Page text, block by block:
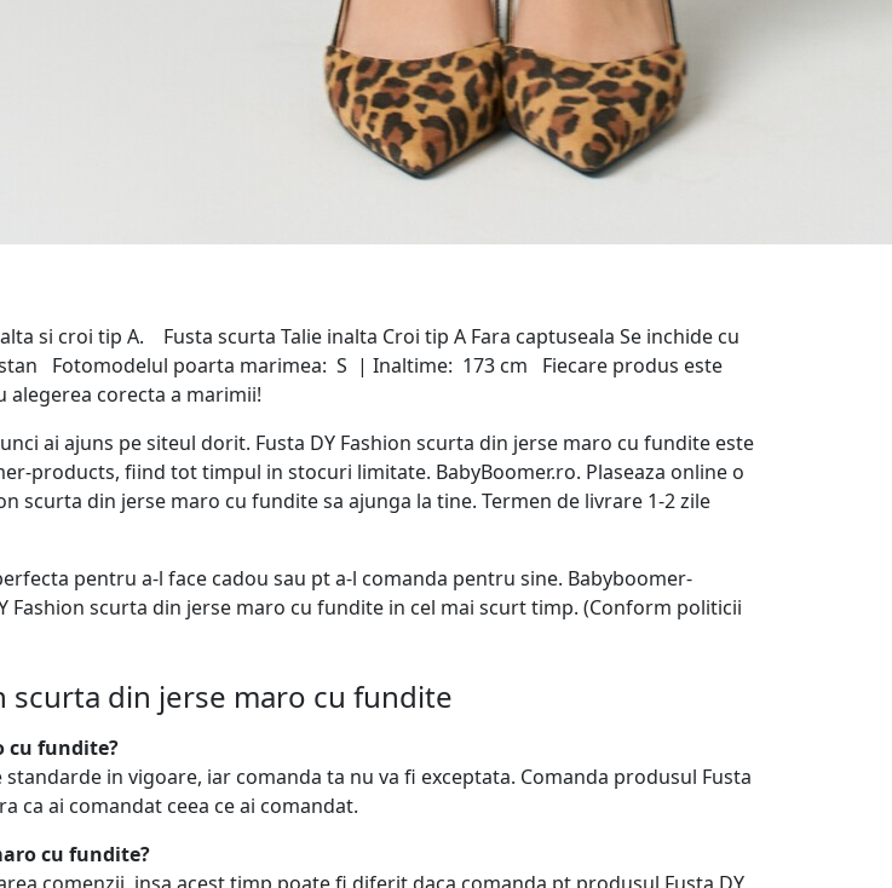
si croi tip A. Fusta scurta Talie inalta Croi tip A Fara captuseala Se inchide cu
Fotomodelul poarta marimea: S | Inaltime: 173 cm Fiecare produs este
corecta a marimii!
ai ajuns pe siteul dorit. Fusta DY Fashion scurta din jerse maro cu fundite este
products, fiind tot timpul in stocuri limitate. BabyBoomer.ro. Plaseaza online o
scurta din jerse maro cu fundite sa ajunga la tine. Termen de livrare 1-2 zile
pentru a-l face cadou sau pt a-l comanda pentru sine. Babyboomer-
scurta din jerse maro cu fundite in cel mai scurt timp. (Conform politicii
scurta din jerse maro cu fundite
cu fundite?
in vigoare, iar comanda ta nu va fi exceptata. Comanda produsul Fusta
ca ai comandat ceea ce ai comandat.
cu fundite?